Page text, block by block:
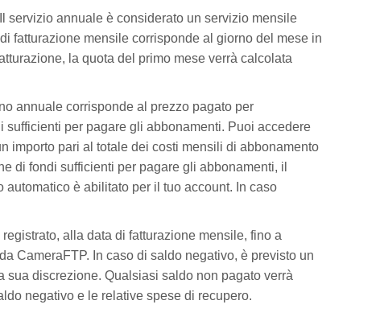
servizio annuale è considerato un servizio mensile
fatturazione mensile corrisponde al giorno del mese in
la quota del primo mese verrà calcolata
annuale corrisponde al prezzo pagato per
per pagare gli abbonamenti. Puoi accedere
importo pari al totale dei costi mensili di abbonamento
di fondi sufficienti per pagare gli abbonamenti, il
è abilitato per il tuo account. In caso
alla data di fatturazione mensile, fino a
CameraFTP. In caso di saldo negativo, è previsto un
discrezione. Qualsiasi saldo non pagato verrà
negativo e le relative spese di recupero.